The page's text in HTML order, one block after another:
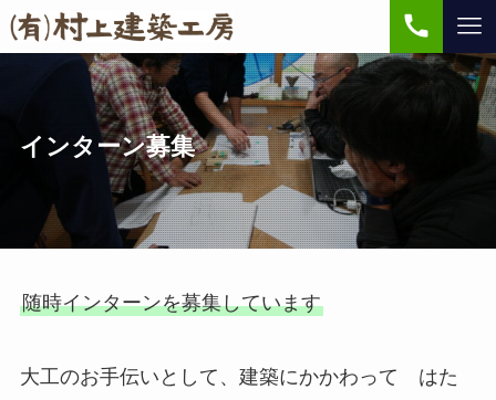
インターン募集
随時インターンを募集しています
大工のお手伝いとして、建築にかかわって はた